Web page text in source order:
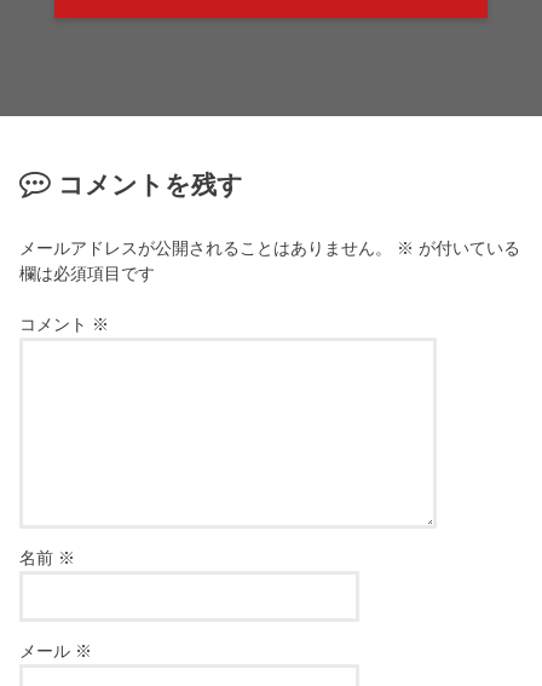
コメントを残す
メールアドレスが公開されることはありません。 ※ が付いている
欄は必須項目です
コメント ※
名前 ※
メール ※